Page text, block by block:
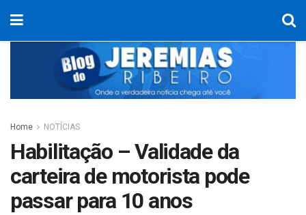
Home NOTÍCIAS
Habilitação – Validade da
carteira de motorista pode
passar para 10 anos